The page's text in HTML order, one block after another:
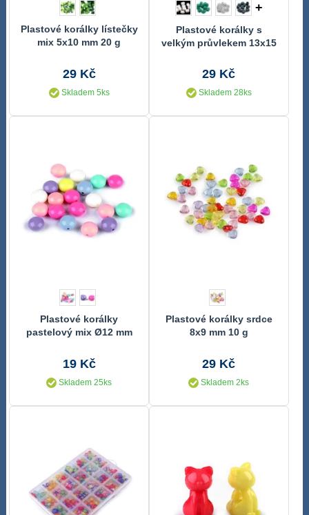
Plastové korálky lístečky
mix 5x10 mm 20 g
29 Kč
Skladem 5ks
+
Plastové korálky s
velkým průvlekem 13x15
29 Kč
Skladem 28ks
Plastové korálky
pastelový mix Ø12 mm
19 Kč
Skladem 25ks
Plastové korálky srdce
8x9 mm 10 g
29 Kč
Skladem 2ks